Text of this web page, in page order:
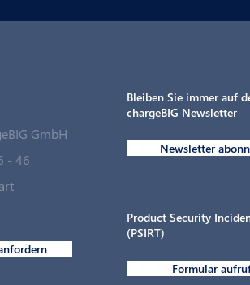
chargeBIG schließt strategische
mit Langmatz Energy
GmbH
- 46
Bleiben Sie immer auf
chargeBIG Newsletter
Newsletter
Product Security
(PSIRT)
Formular